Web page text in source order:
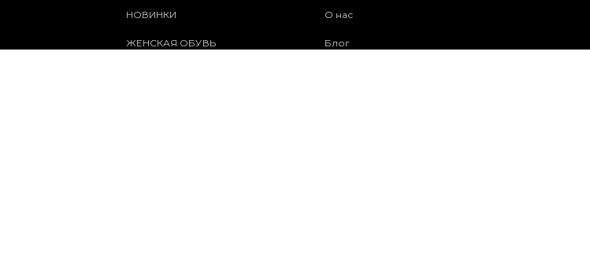
НОВИНКИ
ЖЕНСКАЯ ОБУВЬ
О нас
Блог